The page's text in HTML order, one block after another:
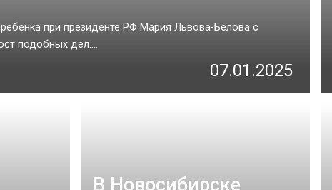
при президенте РФ Мария Львова-Белова с
подобных дел....
07.01.2025
В Новосибирске